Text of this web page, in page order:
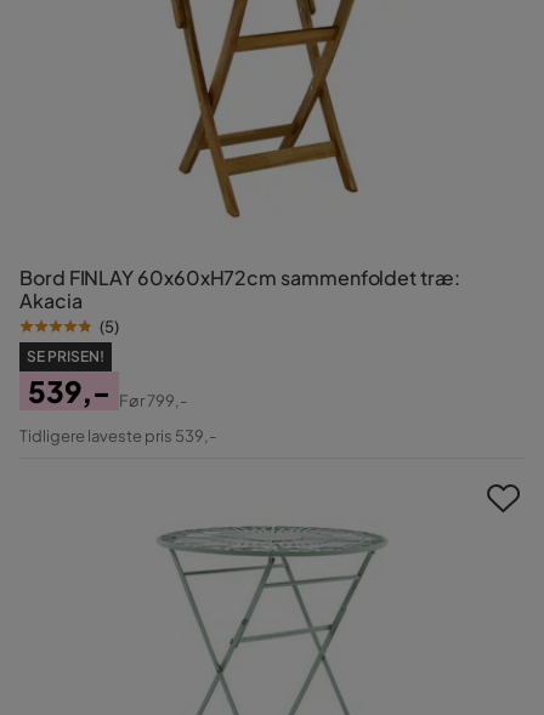
Bord FINLAY 60x60xH72cm sammenfoldet træ:
Akacia
(5)
SE PRISEN!
Pris
539,-
Original
Før799,-
Tidligere laveste pris 539,-